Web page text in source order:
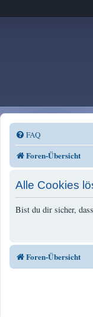
FAQ
Foren-Übersicht
Alle Cookies
Bist du dir sicher,
Foren-Übersicht